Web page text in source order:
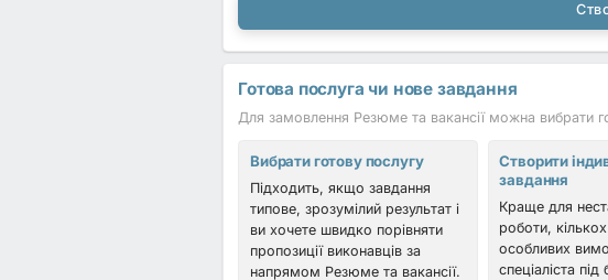
Готова послуга чи нове завдання
Для замовлення Резюме та вакансії можна вибрати
Вибрати готову послугу
Підходить, якщо завдання
типове, зрозумілий результат і
ви хочете швидко порівняти
пропозиції виконавців за
напрямом Резюме та вакансії.
Створити
завдання
Краще для
роботи, кількох
особливих
спеціаліста